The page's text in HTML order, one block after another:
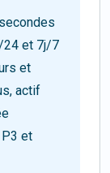
24 et 7j/7
et
actif
et